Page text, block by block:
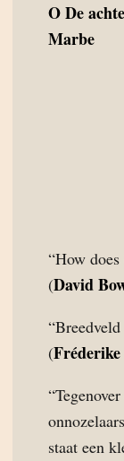
ODe
Marbe
“How
(David
(
staat een